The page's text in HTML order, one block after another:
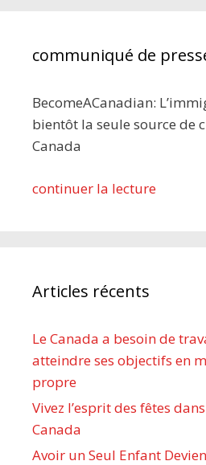
communiqué de
BecomeACanadian:
bientôt la seule source de
Canada
continuer la lecture
Articles récents
Le Canada a besoin de
atteindre ses objectifs en
propre
Vivez l’esprit des fêtes
Canada
Avoir un Seul Enfant